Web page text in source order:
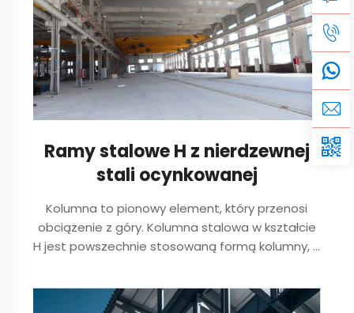
Ramy stalowe H z nierdzewnej
stali ocynkowanej
Kolumna to pionowy element, który przenosi
obciążenie z góry. Kolumna stalowa w kształcie
H jest powszechnie stosowaną formą kolumny, a
stalowych kolumn w kształcie H obejmują:
1.Wysoka nośność ...